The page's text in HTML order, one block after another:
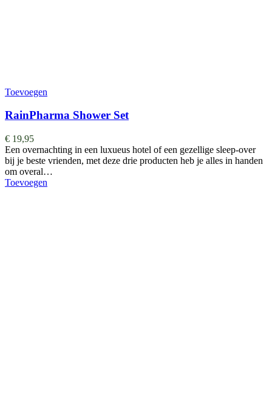
Toevoegen
RainPharma Shower Set
€ 19,95
Een overnachting in een luxueus hotel of een gezellige sleep-over
bij je beste vrienden, met deze drie producten heb je alles in handen
om overal…
Toevoegen